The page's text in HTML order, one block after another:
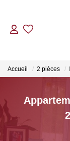
Accueil 2 pièces